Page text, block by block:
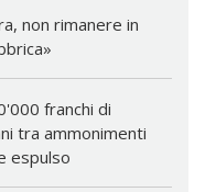
non rimanere in
franchi di
tra ammonimenti
espulso